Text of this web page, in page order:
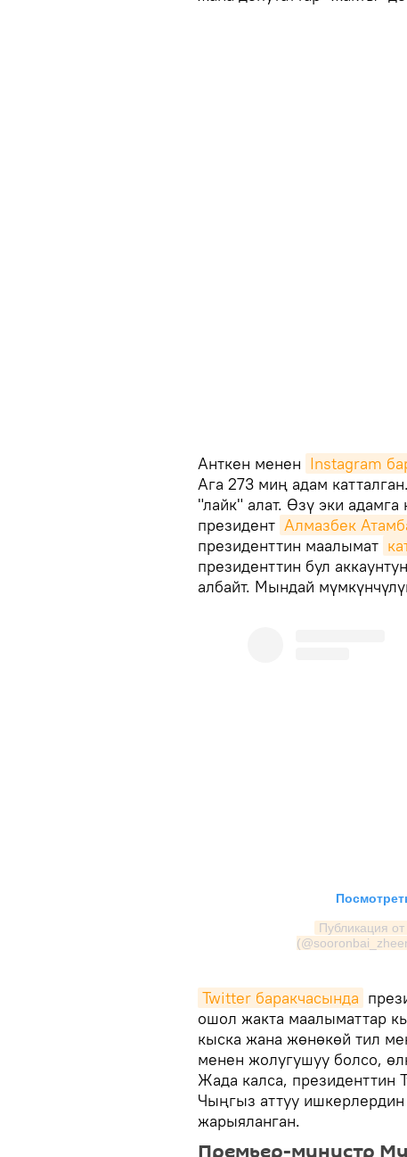
Анткен менен Instagram
Ага 273 миң адам
"лайк" алат. Өзү эки
президент Алмазбек
президенттин маалымат
президенттин бул
албайт. Мындай
Публикация
Twitter баракчасында
ошол жакта маалыматтар
кыска жана жөнөкөй тил
менен жолугушуу болсо,
Жада калса, президенттин
Чыңгыз аттуу
жарыяланган.